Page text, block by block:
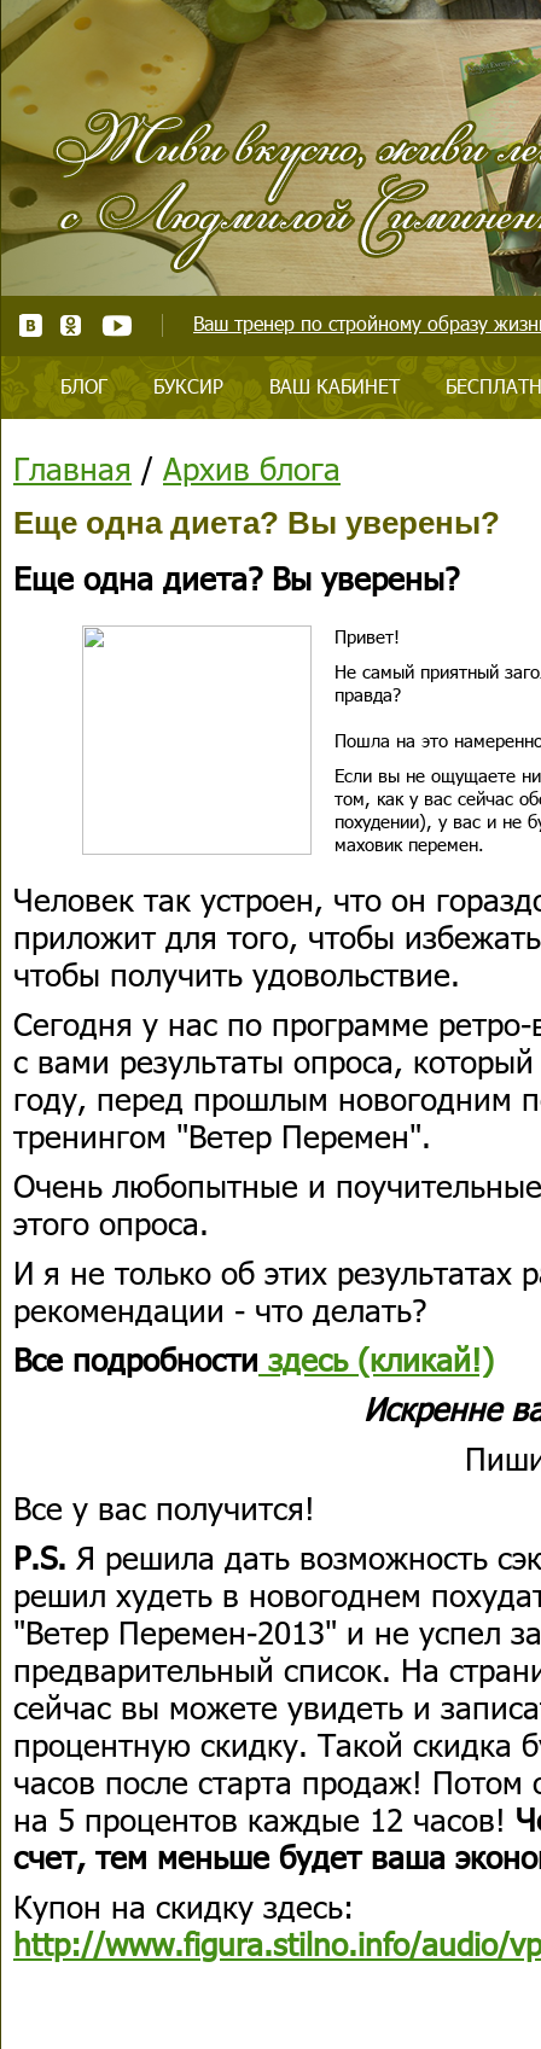
Ваш тренер по стройному образу
БЛОГ БУКСИР ВАШ КАБИНЕТ
Главная / Архив блога
Еще одна диета? Вы уверены?
Еще одна диета? Вы уверены?
Привет!
Не самый приятный
правда?
Пошла на это
Если вы не ощущаете
том, как у вас сейчас
похудении), у вас и не
маховик перемен.
Человек так устроен, что он
приложит для того, чтобы
чтобы получить удовольствие.
Сегодня у нас по программе
с вами результаты опроса,
году, перед прошлым новогодним
тренингом "Ветер Перемен".
Очень любопытные и
этого опроса.
И я не только об этих
рекомендации - что делать?
Все подробности здесь (кликай!)
Искренне
Все у вас получится!
P.S. Я решила дать возможность
решил худеть в новогоднем
"Ветер Перемен-2013" и не успел
предварительный список. На
сейчас вы можете увидеть и
процентную скидку. Такой скидка
часов после старта продаж! Потом
на 5 процентов каждые 12 часов!
счет, тем меньше будет ваша
Купон на скидку здесь:
http://www.figura.stilno.info/audio/